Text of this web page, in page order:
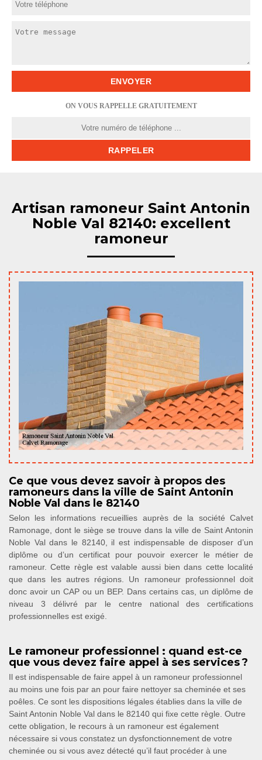
ON VOUS RAPPELLE GRATUITEMENT
Artisan ramoneur Saint Antonin
Noble Val 82140: excellent
ramoneur
Ce que vous devez savoir à propos des
ramoneurs dans la ville de Saint Antonin
Noble Val dans le 82140
Selon les informations recueillies auprès de la société Calvet
Ramonage, dont le siège se trouve dans la ville de Saint Antonin
Noble Val dans le 82140, il est indispensable de disposer d’un
diplôme ou d’un certificat pour pouvoir exercer le métier de
ramoneur. Cette règle est valable aussi bien dans cette localité
que dans les autres régions. Un ramoneur professionnel doit
donc avoir un CAP ou un BEP. Dans certains cas, un diplôme de
niveau 3 délivré par le centre national des certifications
professionnelles est exigé.
Le ramoneur professionnel : quand est-ce
que vous devez faire appel à ses services ?
Il est indispensable de faire appel à un ramoneur professionnel
au moins une fois par an pour faire nettoyer sa cheminée et ses
poêles. Ce sont les dispositions légales établies dans la ville de
Saint Antonin Noble Val dans le 82140 qui fixe cette règle. Outre
cette obligation, le recours à un ramoneur est également
nécessaire si vous constatez un dysfonctionnement de votre
cheminée ou si vous avez détecté qu’il faut procéder à une